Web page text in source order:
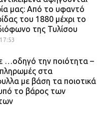
μας: Από το υφαντό
του 1880 μέχρι το
της Τυλίσου
…οδηγό την ποιότητα –
πληρωμές στα
με βάση τα ποιοτικά
υπό το βάρος των